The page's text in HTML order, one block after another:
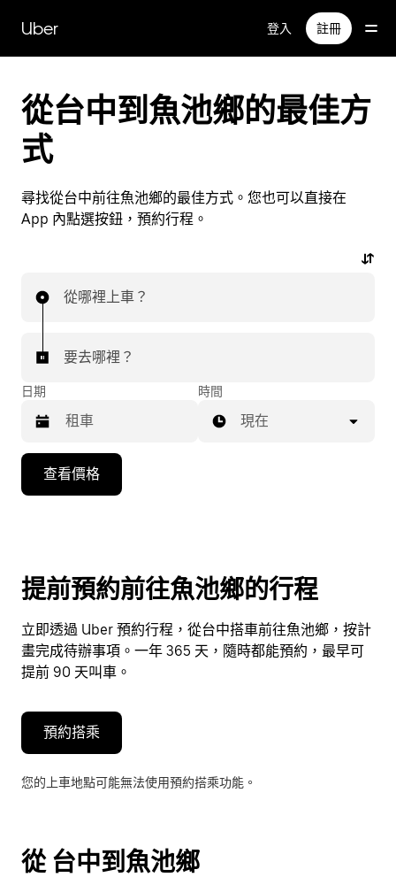
Uber 登入 註冊
從台中到魚池鄉的最佳方
式
尋找從台中前往魚池鄉的最佳方式。您也可以直接在
App 內點選按鈕，預約行程。
從哪裡上車？
要去哪裡？
日期
向
鍵
即
使
用
行
並
擇
按
離
時間
現在
查看價格
提前預約前往魚池鄉的行程
立即透過 Uber 預約行程，從台中搭車前往魚池鄉，按計
畫完成待辦事項。一年 365 天，隨時都能預約，最早可
提前 90 天叫車。
預約搭乘
您的上車地點可能無法使用預約搭乘功能。
從 台中到魚池鄉